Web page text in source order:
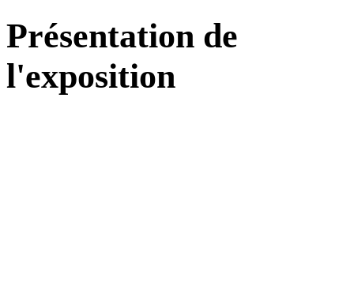
Présentation de
l'exposition